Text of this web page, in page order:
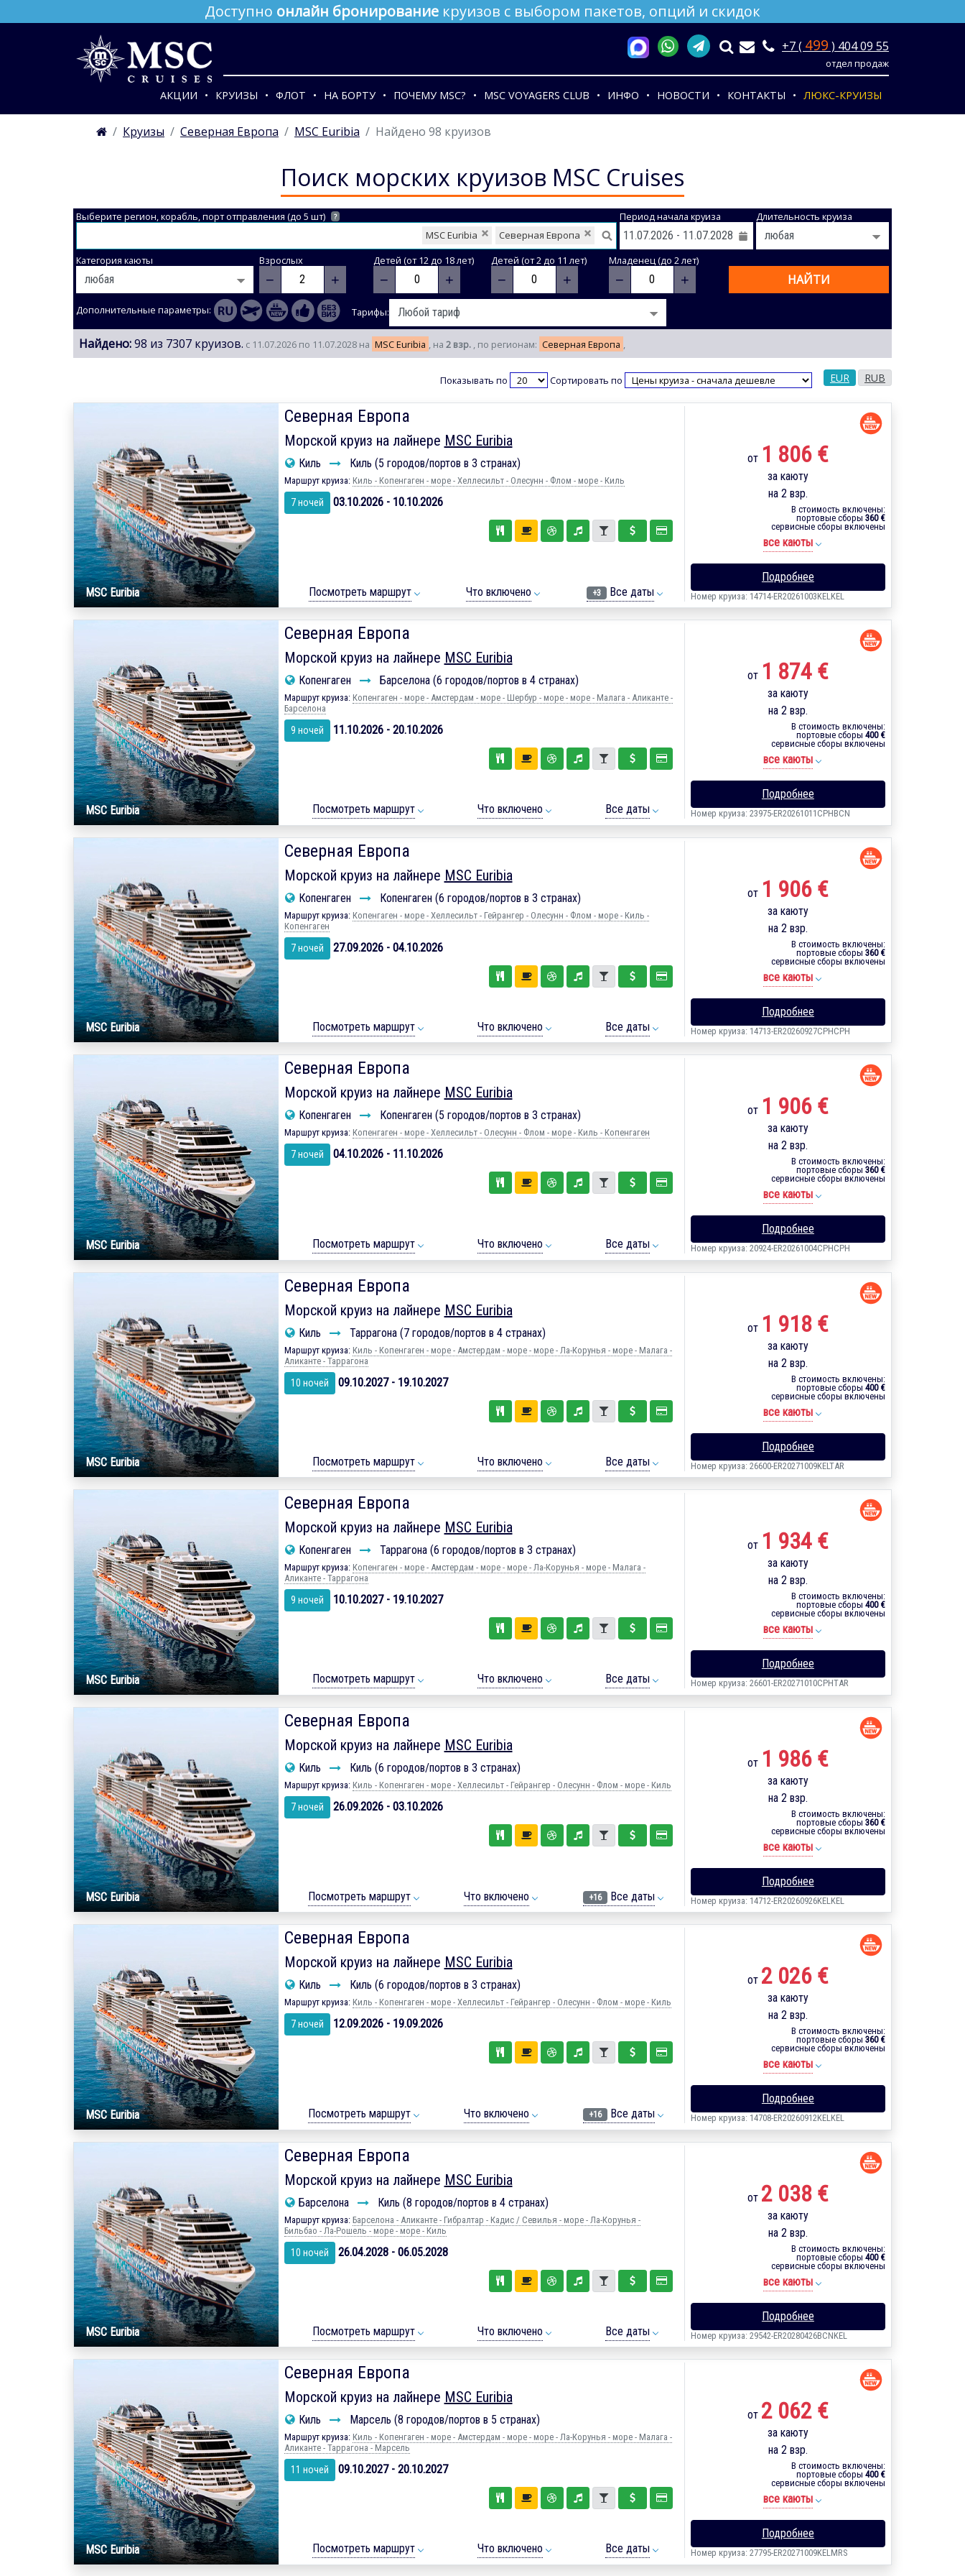
Доступно онлайн бронирование круизов с выбором пакетов, опций и скидок
+7 ( 499 ) 404 09 55
отдел продаж
АКЦИИ КРУИЗЫ ФЛОТ НА БОРТУ ПОЧЕМУ MSC? MSC VOYAGERS CLUB ИНФО НОВОСТИ КОНТАКТЫ ЛЮКС-КРУИЗЫ
Круизы Северная Европа MSC Euribia Найдено 98 круизов
Поиск морских круизов MSC Cruises
Выберите регион, корабль, порт отправления (до 5 шт) ?
Северная Европа
MSC Euribia
Период начала круиза Длительность круиза
Категория каюты Взрослых
− +
Детей (от 12 до 18 лет)
− +
Детей (от 2 до 11 лет)
− +
Младенец (до 2 лет)
− + НАЙТИ
Дополнительные параметры: Тарифы:
Найдено:98 из 7307 круизов. с 11.07.2026 по 11.07.2028 на MSC Euribia , на 2 взр. , по регионам: Северная Европа ,
Показывать по Сортировать по EUR RUB
MSC Euribia
Северная Европа
Морской круиз на лайнере MSC Euribia
Киль Киль (5 городов/портов в 3 странах)
Маршрут круиза: Киль - Копенгаген - море - Хеллесильт - Олесунн - Флом - море - Киль
7 ночей 03.10.2026 - 10.10.2026
Посмотреть маршрут Что включено +3 Все даты
от 1 806 €
за каюту
на 2 взр.
В стоимость включены:
портовые сборы 360 €
сервисные сборы включены
все каюты
Подробнее
Номер круиза: 14714-ER20261003KELKEL
MSC Euribia
Северная Европа
Морской круиз на лайнере MSC Euribia
Копенгаген Барселона (6 городов/портов в 4 странах)
Маршрут круиза: Копенгаген - море - Амстердам - море - Шербур - море - море - Малага - Аликанте -
Барселона
9 ночей 11.10.2026 - 20.10.2026
Посмотреть маршрут Что включено Все даты
от 1 874 €
за каюту
на 2 взр.
В стоимость включены:
портовые сборы 400 €
сервисные сборы включены
все каюты
Подробнее
Номер круиза: 23975-ER20261011CPHBCN
MSC Euribia
Северная Европа
Морской круиз на лайнере MSC Euribia
Копенгаген Копенгаген (6 городов/портов в 3 странах)
Маршрут круиза: Копенгаген - море - Хеллесильт - Гейрангер - Олесунн - Флом - море - Киль -
Копенгаген
7 ночей 27.09.2026 - 04.10.2026
Посмотреть маршрут Что включено Все даты
от 1 906 €
за каюту
на 2 взр.
В стоимость включены:
портовые сборы 360 €
сервисные сборы включены
все каюты
Подробнее
Номер круиза: 14713-ER20260927CPHCPH
MSC Euribia
Северная Европа
Морской круиз на лайнере MSC Euribia
Копенгаген Копенгаген (5 городов/портов в 3 странах)
Маршрут круиза: Копенгаген - море - Хеллесильт - Олесунн - Флом - море - Киль - Копенгаген
7 ночей 04.10.2026 - 11.10.2026
Посмотреть маршрут Что включено Все даты
от 1 906 €
за каюту
на 2 взр.
В стоимость включены:
портовые сборы 360 €
сервисные сборы включены
все каюты
Подробнее
Номер круиза: 20924-ER20261004CPHCPH
MSC Euribia
Северная Европа
Морской круиз на лайнере MSC Euribia
Киль Таррагона (7 городов/портов в 4 странах)
Маршрут круиза: Киль - Копенгаген - море - Амстердам - море - море - Ла-Корунья - море - Малага -
Аликанте - Таррагона
10 ночей 09.10.2027 - 19.10.2027
Посмотреть маршрут Что включено Все даты
от 1 918 €
за каюту
на 2 взр.
В стоимость включены:
портовые сборы 400 €
сервисные сборы включены
все каюты
Подробнее
Номер круиза: 26600-ER20271009KELTAR
MSC Euribia
Северная Европа
Морской круиз на лайнере MSC Euribia
Копенгаген Таррагона (6 городов/портов в 3 странах)
Маршрут круиза: Копенгаген - море - Амстердам - море - море - Ла-Корунья - море - Малага -
Аликанте - Таррагона
9 ночей 10.10.2027 - 19.10.2027
Посмотреть маршрут Что включено Все даты
от 1 934 €
за каюту
на 2 взр.
В стоимость включены:
портовые сборы 400 €
сервисные сборы включены
все каюты
Подробнее
Номер круиза: 26601-ER20271010CPHTAR
MSC Euribia
Северная Европа
Морской круиз на лайнере MSC Euribia
Киль Киль (6 городов/портов в 3 странах)
Маршрут круиза: Киль - Копенгаген - море - Хеллесильт - Гейрангер - Олесунн - Флом - море - Киль
7 ночей 26.09.2026 - 03.10.2026
Посмотреть маршрут Что включено +16 Все даты
от 1 986 €
за каюту
на 2 взр.
В стоимость включены:
портовые сборы 360 €
сервисные сборы включены
все каюты
Подробнее
Номер круиза: 14712-ER20260926KELKEL
MSC Euribia
Северная Европа
Морской круиз на лайнере MSC Euribia
Киль Киль (6 городов/портов в 3 странах)
Маршрут круиза: Киль - Копенгаген - море - Хеллесильт - Гейрангер - Олесунн - Флом - море - Киль
7 ночей 12.09.2026 - 19.09.2026
Посмотреть маршрут Что включено +16 Все даты
от 2 026 €
за каюту
на 2 взр.
В стоимость включены:
портовые сборы 360 €
сервисные сборы включены
все каюты
Подробнее
Номер круиза: 14708-ER20260912KELKEL
MSC Euribia
Северная Европа
Морской круиз на лайнере MSC Euribia
Барселона Киль (8 городов/портов в 4 странах)
Маршрут круиза: Барселона - Аликанте - Гибралтар - Кадиc / Севилья - море - Ла-Корунья -
Бильбао - Ла-Рошель - море - море - Киль
10 ночей 26.04.2028 - 06.05.2028
Посмотреть маршрут Что включено Все даты
от 2 038 €
за каюту
на 2 взр.
В стоимость включены:
портовые сборы 400 €
сервисные сборы включены
все каюты
Подробнее
Номер круиза: 29542-ER20280426BCNKEL
MSC Euribia
Северная Европа
Морской круиз на лайнере MSC Euribia
Киль Марсель (8 городов/портов в 5 странах)
Маршрут круиза: Киль - Копенгаген - море - Амстердам - море - море - Ла-Корунья - море - Малага -
Аликанте - Таррагона - Марсель
11 ночей 09.10.2027 - 20.10.2027
Посмотреть маршрут Что включено Все даты
от 2 062 €
за каюту
на 2 взр.
В стоимость включены:
портовые сборы 400 €
сервисные сборы включены
все каюты
Подробнее
Номер круиза: 27795-ER20271009KELMRS